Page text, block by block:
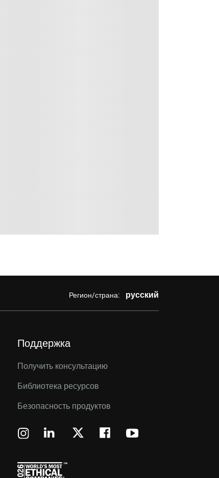
Регион/страна: русский
Поддержка
Получить консультацию
Библиотека ресурсов
Безопасность продуктов